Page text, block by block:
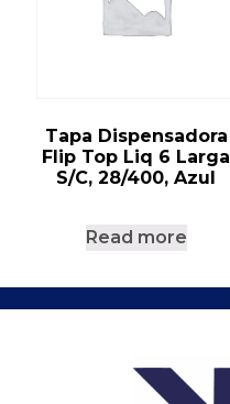
Tapa Dispensadora
Flip Top Liq 6 Larga
S/C, 28/400, Azul
Read more